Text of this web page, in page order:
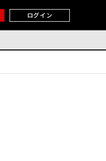
ログイン